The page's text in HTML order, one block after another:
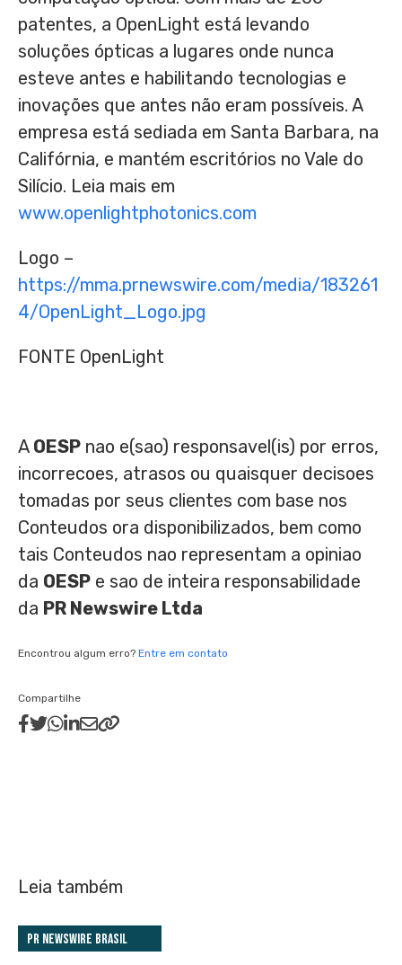
patentes, a OpenLight está levando
soluções ópticas a lugares onde nunca
esteve antes e habilitando tecnologias e
inovações que antes não eram possíveis. A
empresa está sediada em Santa Barbara, na
Califórnia, e mantém escritórios no Vale do
Silício. Leia mais em
www.openlightphotonics.com
Logo –
https://mma.prnewswire.com/media/183261
4/OpenLight_Logo.jpg
FONTE OpenLight
A OESP nao e(sao) responsavel(is) por erros,
incorrecoes, atrasos ou quaisquer decisoes
tomadas por seus clientes com base nos
Conteudos ora disponibilizados, bem como
tais Conteudos nao representam a opiniao
da OESP e sao de inteira responsabilidade
da PR Newswire Ltda
Encontrou algum erro? Entre em contato
Compartilhe
Leia também
PR Newswire Brasil